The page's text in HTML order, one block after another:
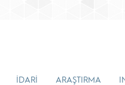
İDARİ ARAŞTIRMA